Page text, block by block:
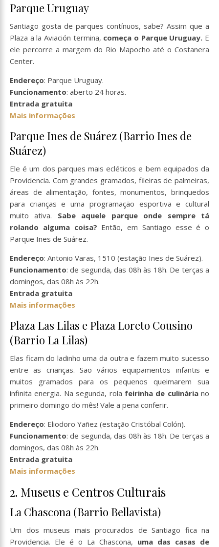
Parque Uruguay
Santiago gosta de parques contínuos, sabe? Assim que a
Plaza a la Aviación termina, começa o Parque Uruguay. E
ele percorre a margem do Rio Mapocho até o Costanera
Center.
Endereço: Parque Uruguay.
Funcionamento: aberto 24 horas.
Entrada gratuita
Mais informações
Parque Ines de Suárez (Barrio Ines de
Suárez)
Ele é um dos parques mais ecléticos e bem equipados da
Providencia. Com grandes gramados, fileiras de palmeiras,
áreas de alimentação, fontes, monumentos, brinquedos
para crianças e uma programação esportiva e cultural
muito ativa. Sabe aquele parque onde sempre tá
rolando alguma coisa? Então, em Santiago esse é o
Parque Ines de Suárez.
Endereço: Antonio Varas, 1510 (estação Ines de Suárez).
Funcionamento: de segunda, das 08h às 18h. De terças a
domingos, das 08h às 22h.
Entrada gratuita
Mais informações
Plaza Las Lilas e Plaza Loreto Cousino
(Barrio La Lilas)
Elas ficam do ladinho uma da outra e fazem muito sucesso
entre as crianças. São vários equipamentos infantis e
muitos gramados para os pequenos queimarem sua
infinita energia. Na segunda, rola feirinha de culináriano
primeiro domingo do mês! Vale a pena conferir.
Endereço: Eliodoro Yañez (estação Cristóbal Colón).
Funcionamento: de segunda, das 08h às 18h. De terças a
domingos, das 08h às 22h.
Entrada gratuita
Mais informações
2. Museus e Centros Culturais
La Chascona (Barrio Bellavista)
Um dos museus mais procurados de Santiago fica na
Providencia. Ele é o La Chascona, uma das casas de